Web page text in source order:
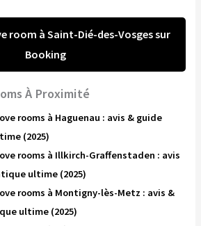
room à Saint-Dié-des-Vosges sur
Booking
À Proximité
rooms à Haguenau : avis & guide
(2025)
rooms à Illkirch-Graffenstaden : avis
ultime (2025)
rooms à Montigny-lès-Metz : avis &
ultime (2025)